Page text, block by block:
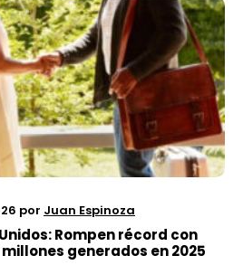
por Juan Espinoza
Rompen récord con
generados en 2025